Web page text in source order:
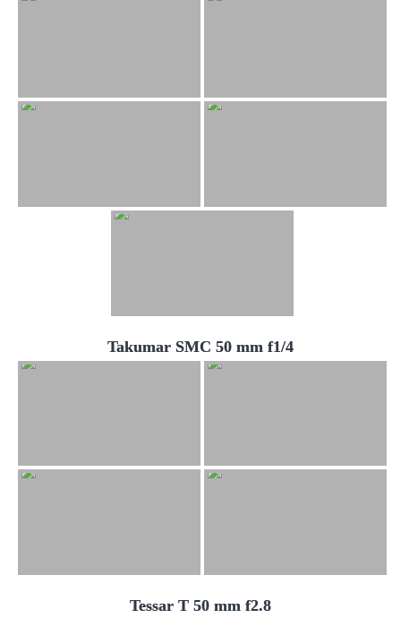
Takumar SMC 50 mm f1/4
Tessar T 50 mm f2.8